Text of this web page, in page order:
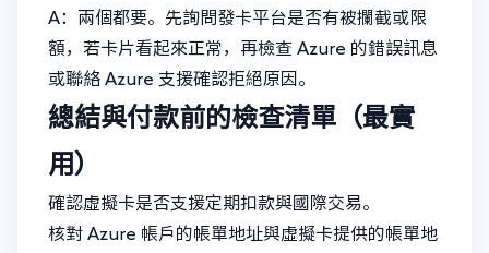
A：兩個都要。先詢問發卡平台是否有被攔截或限
額，若卡片看起來正常，再檢查 Azure 的錯誤訊息
或聯絡 Azure 支援確認拒絕原因。
總結與付款前的檢查清單（最實
用）
確認虛擬卡是否支援定期扣款與國際交易。
核對 Azure 帳戶的帳單地址與虛擬卡提供的帳單地